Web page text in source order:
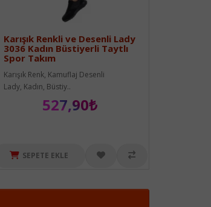
Karışık Renkli ve Desenli Lady
3036 Kadın Büstiyerli Taytlı
Spor Takım
Karışık Renk, Kamuflaj Desenli
Lady, Kadın, Büstiy..
527,90₺
SEPETE EKLE